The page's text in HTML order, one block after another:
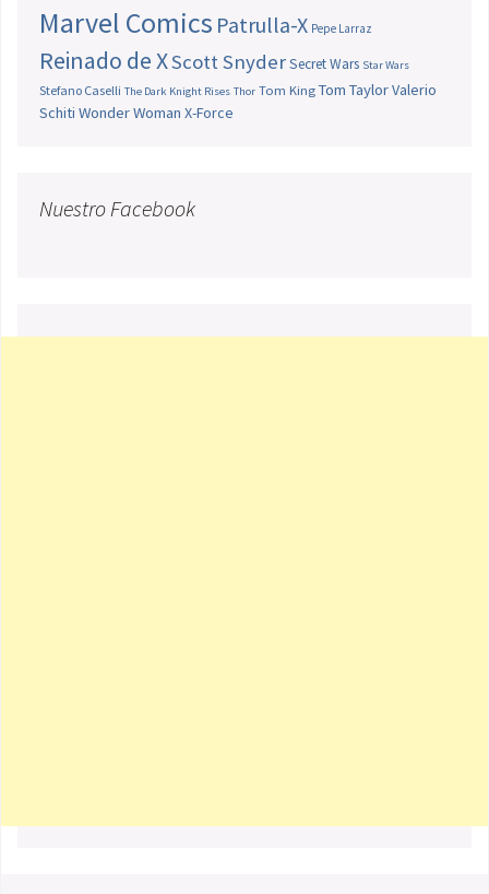
Marvel Comics Patrulla-X Pepe Larraz
Reinado de XScott SnyderSecret Wars Star Wars
Stefano Caselli The Dark Knight Rises Thor Tom King Tom TaylorValerio
Schiti Wonder Woman X-Force
Nuestro Facebook